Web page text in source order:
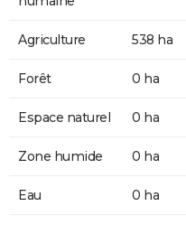
Agriculture 538 ha
Forêt 0 ha
Espace naturel 0 ha
Zone humide 0 ha
Eau 0 ha